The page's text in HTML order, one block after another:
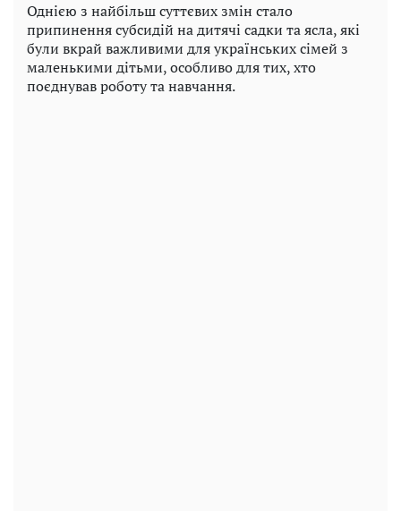
Однією з найбільш суттєвих змін стало
припинення субсидій на дитячі садки та ясла, які
були вкрай важливими для українських сімей з
маленькими дітьми, особливо для тих, хто
поєднував роботу та навчання.